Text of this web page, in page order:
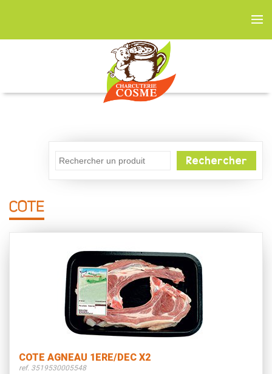
Rechercher
COTE
COTE AGNEAU 1ERE/DEC X2
ref. 3519530005548